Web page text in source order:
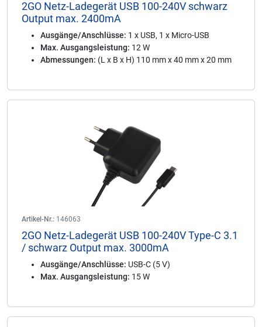
2GO Netz-Ladegerät USB 100-240V schwarz
Output max. 2400mA
Ausgänge/Anschlüsse: 1 x USB, 1 x Micro-USB
Max. Ausgangsleistung: 12 W
Abmessungen: (L x B x H) 110 mm x 40 mm x 20 mm
Artikel-Nr.: 146063
2GO Netz-Ladegerät USB 100-240V Type-C 3.1
/ schwarz Output max. 3000mA
Ausgänge/Anschlüsse: USB-C (5 V)
Max. Ausgangsleistung: 15 W